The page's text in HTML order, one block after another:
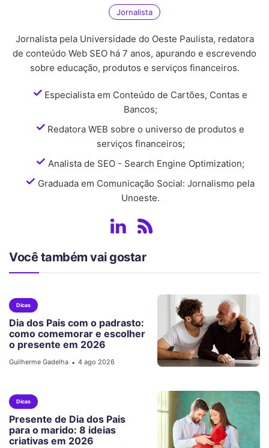
Jornalista
Jornalista pela Universidade do Oeste Paulista, redatora
de conteúdo Web SEO há 7 anos, apurando e escrevendo
sobre educação, produtos e serviços financeiros.
Especialista em Conteúdo de Cartões, Contas e
Bancos;
Redatora WEB sobre o universo de produtos e
serviços financeiros;
Analista de SEO - Search Engine Optimization;
Graduada em Comunicação Social: Jornalismo pela
Unoeste.
Você também vai gostar
Dicas
Dia dos Pais com o padrasto:
como comemorar e escolher
o presente em 2026
Guilherme Gadelha • 4 ago 2026
Dicas
Presente de Dia dos Pais
para o marido: 8 ideias
criativas em 2026